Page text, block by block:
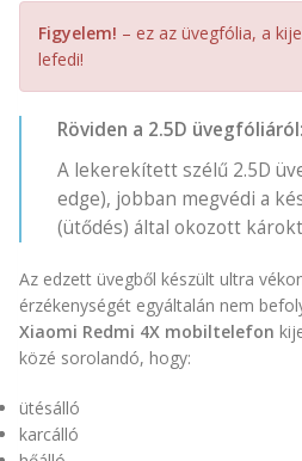
Figyelem! – ez az üvegfólia, a
lefedi!
Röviden a 2.5D üvegfóliáról:
A lekerekített szélű 2.5D
edge), jobban megvédi a
(ütődés) által okozott
Az edzett üvegből készült ultra
érzékenységét egyáltalán nem
Xiaomi Redmi 4X mobiltelefon
közé sorolandó, hogy:
ütésálló
karcálló